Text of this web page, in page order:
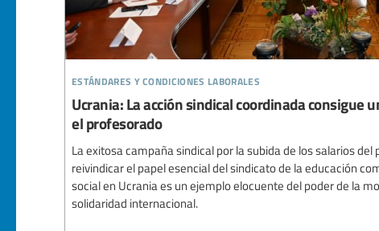
estándares y condiciones laborales
Ucrania: La acción sindical coordinada consigue
el profesorado
La exitosa campaña sindical por la subida de los salarios del
reivindicar el papel esencial del sindicato de la educación
social en Ucrania es un ejemplo elocuente del poder de la
solidaridad internacional.